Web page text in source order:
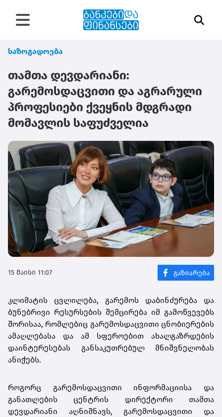
საზოგადოება
თამთა დევდარიანი:
გარემოსდაცვითი და აგრარული
პროფესიები ქვეყნის მდგრადი
მომავლის საფუძველია
15 მაისი 11:07
კლიმატის ცვლილება, გარემოს დაბინძურება და
ბუნებრივი რესურსების შემცირება იმ გამოწვევებს
შორისაა, რომლებიც გარემოსდაცვითი ცნობიერების
ამაღლებასა და ამ სფეროებით ახალგაზრდების
დაინტერესებას განსაკუთრებულ მნიშვნელობას
ანიჭებს.
როგორც გარემოსდაცვითი ინფორმაციისა და
განათლების ცენტრის დირექტორი თამთა
დევდარიანი აღნიშნავს, გარემოსდაცვითი და